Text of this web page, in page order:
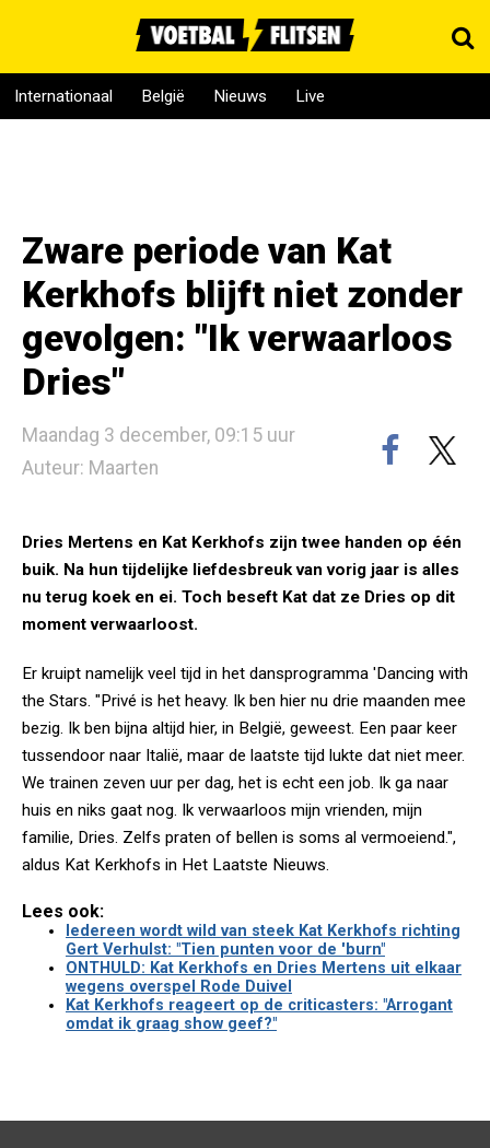
Internationaal België Nieuws Live
Zware periode van Kat
Kerkhofs blijft niet zonder
gevolgen: "Ik verwaarloos
Dries"
Maandag 3 december, 09:15 uur
Auteur: Maarten
Dries Mertens en Kat Kerkhofs zijn twee handen op één
buik. Na hun tijdelijke liefdesbreuk van vorig jaar is alles
nu terug koek en ei. Toch beseft Kat dat ze Dries op dit
moment verwaarloost.
Er kruipt namelijk veel tijd in het dansprogramma 'Dancing with
the Stars. "Privé is het heavy. Ik ben hier nu drie maanden mee
bezig. Ik ben bijna altijd hier, in België, geweest. Een paar keer
tussendoor naar Italië, maar de laatste tijd lukte dat niet meer.
We trainen zeven uur per dag, het is echt een job. Ik ga naar
huis en niks gaat nog. Ik verwaarloos mijn vrienden, mijn
familie, Dries. Zelfs praten of bellen is soms al vermoeiend.",
aldus Kat Kerkhofs in Het Laatste Nieuws.
Lees ook:
Iedereen wordt wild van steek Kat Kerkhofs richting
Gert Verhulst: "Tien punten voor de 'burn"
ONTHULD: Kat Kerkhofs en Dries Mertens uit elkaar
wegens overspel Rode Duivel
Kat Kerkhofs reageert op de criticasters: "Arrogant
omdat ik graag show geef?"